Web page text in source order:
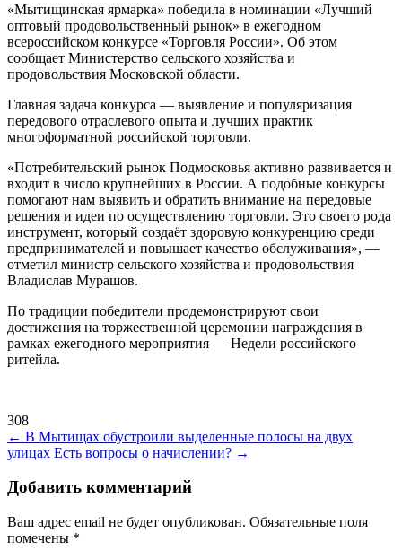
«Мытищинская ярмарка» победила в номинации «Лучший
оптовый продовольственный рынок» в ежегодном
всероссийском конкурсе «Торговля России». Об этом
сообщает Министерство сельского хозяйства и
продовольствия Московской области.
Главная задача конкурса — выявление и популяризация
передового отраслевого опыта и лучших практик
многоформатной российской торговли.
«Потребительский рынок Подмосковья активно развивается и
входит в число крупнейших в России. А подобные конкурсы
помогают нам выявить и обратить внимание на передовые
решения и идеи по осуществлению торговли. Это своего рода
инструмент, который создаёт здоровую конкуренцию среди
предпринимателей и повышает качество обслуживания», —
отметил министр сельского хозяйства и продовольствия
Владислав Мурашов.
По традиции победители продемонстрируют свои
достижения на торжественной церемонии награждения в
рамках ежегодного мероприятия — Недели российского
ритейла.
308
Навигация
по
записям
← В Мытищах обустроили выделенные полосы на двух
улицах Есть вопросы о начислении? →
Добавить комментарий
Ваш адрес email не будет опубликован. Обязательные поля
помечены *